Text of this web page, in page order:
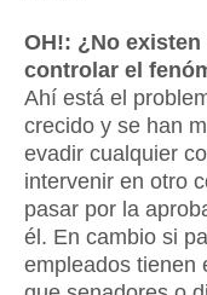
OH!: ¿No
controlar el
Ahí está el
crecido y se han
evadir cualquier
intervenir en otro
pasar por la
él. En cambio si
empleados tienen